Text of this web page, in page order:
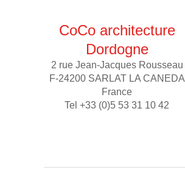
CoCo architecture
Dordogne
2 rue Jean-Jacques Rousseau
F-24200 SARLAT LA CANEDA
France
Tel +33 (0)5 53 31 10 42